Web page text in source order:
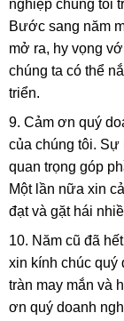
nghiệp chúng tôi
Bước sang năm
mở ra, hy vọng
chúng ta có thể
triển.
9. Cảm ơn quý
của chúng tôi. Sự
quan trọng góp
Một lần nữa xin
đạt và gặt hái
10. Năm cũ đã
xin kính chúc quý
tràn may mắn và
ơn quý doanh